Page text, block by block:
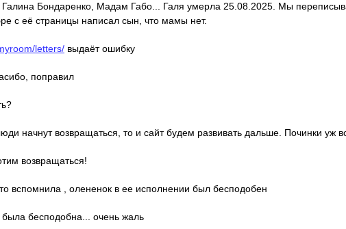
Бондаренко, Мадам Габо... Галя умерла 25.08.2025. Мы
с её страницы написал сын, что мамы нет.
letters/ выдаёт ошибку
поправил
начнут возвращаться, то и сайт будем развивать дальше. Починки уж
возвращаться!
вспомнила , олененок в ее исполнении был бесподобен
бесподобна... очень жаль